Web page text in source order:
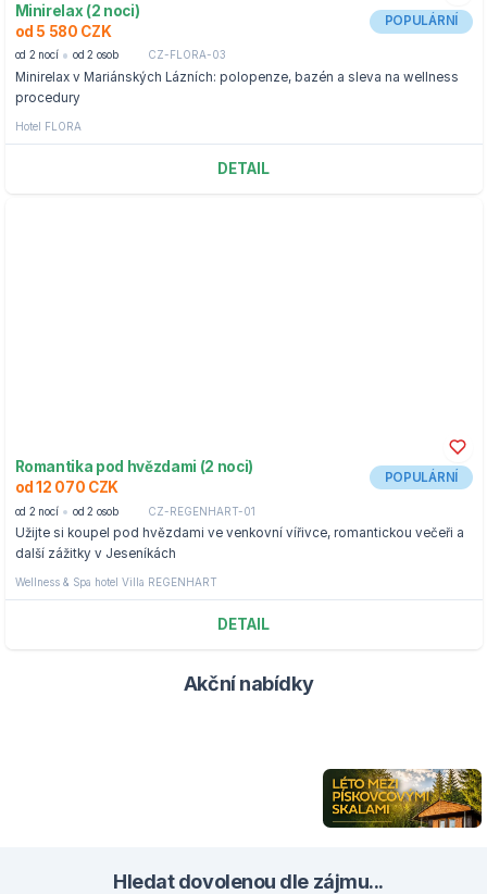
Minirelax (2 noci)
od 5 580 CZK
POPULÁRNÍ
od 2 nocí od 2 osob CZ-FLORA-03
Minirelax v Mariánských Lázních: polopenze, bazén a sleva na wellness
procedury
Hotel FLORA
DETAIL
Romantika pod hvězdami (2 noci)
od 12 070 CZK
POPULÁRNÍ
od 2 nocí od 2 osob CZ-REGENHART-01
Užijte si koupel pod hvězdami ve venkovní vířivce, romantickou večeři a
další zážitky v Jeseníkách
Wellness & Spa hotel Villa REGENHART
DETAIL
Akční nabídky
Hledat dovolenou dle zájmu...